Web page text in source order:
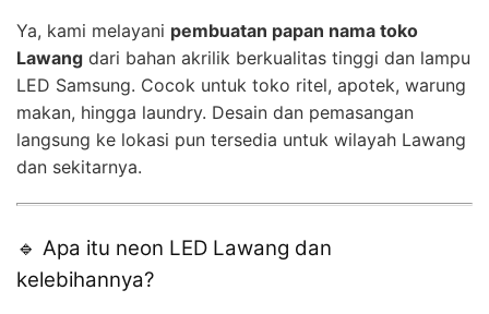
Ya, kami melayani pembuatan papan nama toko
Lawang dari bahan akrilik berkualitas tinggi dan lampu
LED Samsung. Cocok untuk toko ritel, apotek, warung
makan, hingga laundry. Desain dan pemasangan
langsung ke lokasi pun tersedia untuk wilayah Lawang
dan sekitarnya.
🔹 Apa itu neon LED Lawang dan
kelebihannya?